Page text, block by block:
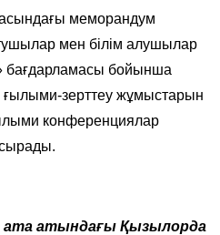
меморандум
мен білім алушылар
бағдарламасы бойынша
ғылыми-зерттеу жұмыстарын
конференциялар
атындағы Қызылорда